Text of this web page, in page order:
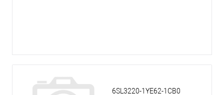
6SL3220-1YE62-1CB0